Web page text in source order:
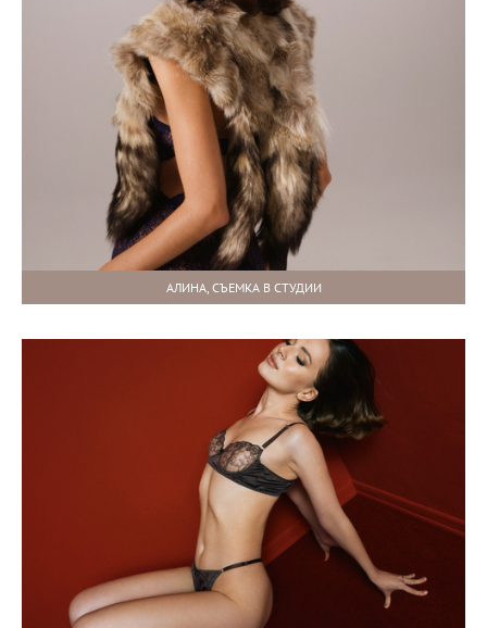
АЛИНА, СЪЕМКА В СТУДИИ